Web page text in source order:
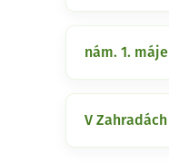
nám. 1. máje
V Zahradách